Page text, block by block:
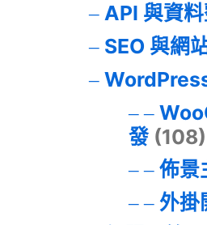
API 與資
SEO 與網
發(108)
佈景
外掛